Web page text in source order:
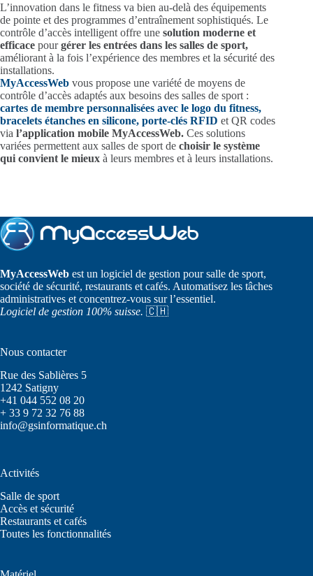
L’innovation dans le fitness va bien au-delà des équipements
de pointe et des programmes d’entraînement sophistiqués. Le
contrôle d’accès intelligent offre une solution moderne et
efficace pourgérer les entrées dans les salles de sport,
améliorant à la fois l’expérience des membres et la sécurité des
installations.
MyAccessWeb vous propose une variété de moyens de
contrôle d’accès adaptés aux besoins des salles de sport :
cartes de membre personnalisées avec le logo du fitness,
bracelets étanches en silicone, porte-clés RFID et QR codes
via l’application mobile MyAccessWeb. Ces solutions
variées permettent aux salles de sport de choisir le système
qui convient le mieux à leurs membres et à leurs installations.
MyAccessWeb est un logiciel de gestion pour salle de sport,
société de sécurité, restaurants et cafés. Automatisez les tâches
administratives et concentrez-vous sur l’essentiel.
Logiciel de gestion 100% suisse. 🇨🇭
Nous contacter
Rue des Sablières 5
1242 Satigny
+41 044 552 08 20
+ 33 9 72 32 76 88
info@gsinformatique.ch
Activités
Salle de sport
Accès et sécurité
Restaurants et cafés
Toutes les fonctionnalités